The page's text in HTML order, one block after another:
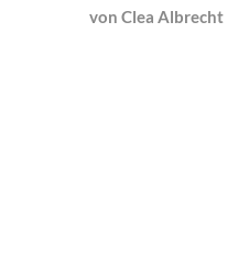
von Clea Albrecht